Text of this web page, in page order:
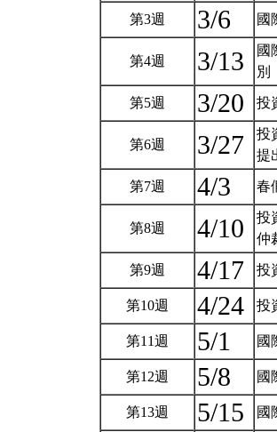
第3週 3/6 國
第4週 3/13
國
別
第5週 3/20 投
第6週 3/27
投
提
第7週 4/3 春
第8週 4/10
投
仲
第9週 4/17 投
第10週 4/24 投
第11週 5/1 國
第12週 5/8 國
第13週 5/15 國